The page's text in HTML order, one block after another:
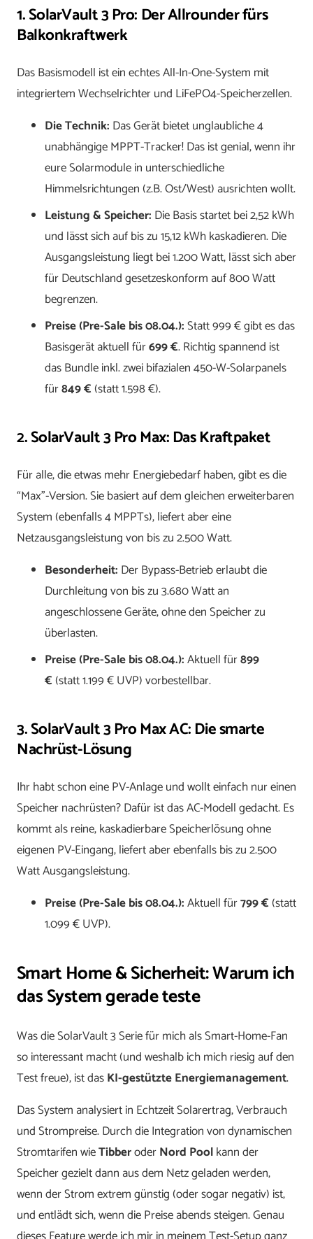
1. SolarVault 3 Pro: Der Allrounder fürs
Balkonkraftwerk
Das Basismodell ist ein echtes All-In-One-System mit
integriertem Wechselrichter und LiFePO4-Speicherzellen.
Die Technik: Das Gerät bietet unglaubliche 4
unabhängige MPPT-Tracker! Das ist genial, wenn ihr
eure Solarmodule in unterschiedliche
Himmelsrichtungen (z.B. Ost/West) ausrichten wollt.
Leistung & Speicher: Die Basis startet bei 2,52 kWh
und lässt sich auf bis zu 15,12 kWh kaskadieren. Die
Ausgangsleistung liegt bei 1.200 Watt, lässt sich aber
für Deutschland gesetzeskonform auf 800 Watt
begrenzen.
Preise (Pre-Sale bis 08.04.):Statt 999 € gibt es das
Basisgerät aktuell für699 €. Richtig spannend ist
das Bundle inkl. zwei bifazialen 450-W-Solarpanels
für849 €(statt 1.598 €).
2. SolarVault 3 Pro Max: Das Kraftpaket
Für alle, die etwas mehr Energiebedarf haben, gibt es die
“Max”-Version. Sie basiert auf dem gleichen erweiterbaren
System (ebenfalls 4 MPPTs), liefert aber eine
Netzausgangsleistung von bis zu 2.500 Watt.
Besonderheit: Der Bypass-Betrieb erlaubt die
Durchleitung von bis zu 3.680 Watt an
angeschlossene Geräte, ohne den Speicher zu
überlasten.
Preise (Pre-Sale bis 08.04.):Aktuell für899
€(statt 1.199 € UVP) vorbestellbar.
3. SolarVault 3 Pro Max AC: Die smarte
Nachrüst-Lösung
Ihr habt schon eine PV-Anlage und wollt einfach nur einen
Speicher nachrüsten? Dafür ist das AC-Modell gedacht. Es
kommt als reine, kaskadierbare Speicherlösung ohne
eigenen PV-Eingang, liefert aber ebenfalls bis zu 2.500
Watt Ausgangsleistung.
Preise (Pre-Sale bis 08.04.):Aktuell für799 €(statt
1.099 € UVP).
Smart Home & Sicherheit: Warum ich
das System gerade teste
Was die SolarVault 3 Serie für mich als Smart-Home-Fan
so interessant macht (und weshalb ich mich riesig auf den
Test freue), ist dasKI-gestützte Energiemanagement.
Das System analysiert in Echtzeit Solarertrag, Verbrauch
und Strompreise. Durch die Integration von dynamischen
Stromtarifen wieTibberoderNord Poolkann der
Speicher gezielt dann aus dem Netz geladen werden,
wenn der Strom extrem günstig (oder sogar negativ) ist,
und entlädt sich, wenn die Preise abends steigen. Genau